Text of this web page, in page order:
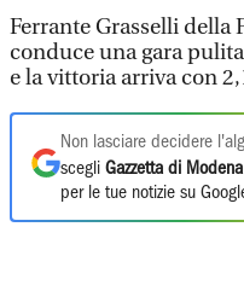
Ferrante Grasselli della
conduce una gara
e la vittoria arriva con
Non lasciare decidere
scegli Gazzetta di Modena
per le tue notizie su